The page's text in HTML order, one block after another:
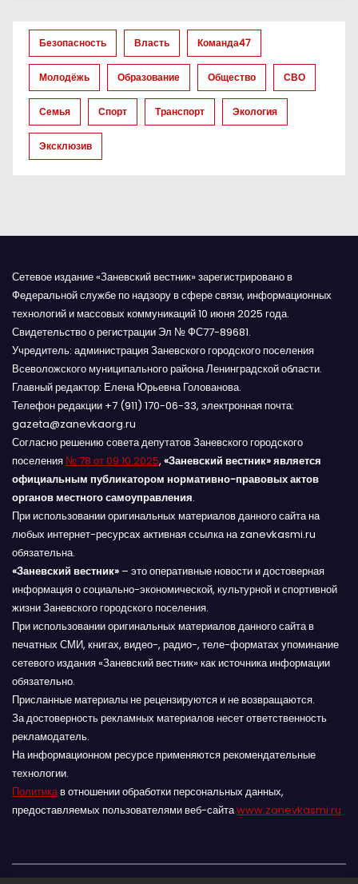
а
п
Безопасность Власть Команда47
Молодёжь Образование Общество СВО
Семья Спорт Транспорт Экология
Эксклюзив
Сетевое издание «Заневский вестник» зарегистрировано в
Федеральной службе по надзору в сфере связи, информационных
технологий и массовых коммуникаций 10 июня 2025 года.
Свидетельство о регистрации Эл № ФС77-89681.
Учредитель: администрация Заневского городского поселения
Всеволожского муниципального района Ленинградской области.
Главный редактор: Елена Юрьевна Голованова.
Телефон редакции +7 (911) 170-06-33, электронная почта:
gazeta@zanevkaorg.ru
Согласно решению совета депутатов Заневского городского
поселения № 78 от 09.10.2025, «Заневский вестник» является
официальным публикатором нормативно-правовых актов
органов местного самоуправления.
При использовании оригинальных материалов данного сайта на
любых интернет-ресурсах активная ссылка на zanevkasmi.ru
обязательна.
«Заневский вестник» – это оперативные новости и достоверная
информация о социально-экономической, культурной и спортивной
жизни Заневского городского поселения.
При использовании оригинальных материалов данного сайта в
печатных СМИ, книгах, видео-, радио-, теле-форматах упоминание
сетевого издания «Заневский вестник» как источника информации
обязательно.
Присланные материалы не рецензируются и не возвращаются.
За достоверность рекламных материалов несет ответственность
рекламодатель.
На информационном ресурсе применяются рекомендательные
технологии.
Политикав отношении обработки персональных данных,
предоставляемых пользователями веб-сайтаwww.zanevkasmi.ru